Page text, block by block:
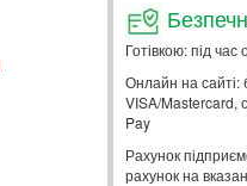
Готівкою: під
Онлайн на сайті:
VISA/Mastercard,
Pay
Рахунок
рахунок на